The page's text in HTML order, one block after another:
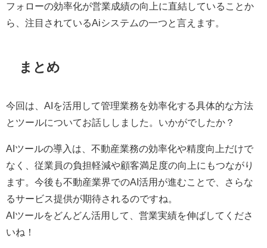
フォローの効率化が営業成績の向上に直結していることか
ら、注目されているAiシステムの一つと言えます。
まとめ
今回は、AIを活用して管理業務を効率化する具体的な方法
とツールについてお話ししました。いかがでしたか？
AIツールの導入は、不動産業務の効率化や精度向上だけで
なく、従業員の負担軽減や顧客満足度の向上にもつながり
ます。今後も不動産業界でのAI活用が進むことで、さらな
るサービス提供が期待されるのですね。
AIツールをどんどん活用して、営業実績を伸ばしてくださ
いね！